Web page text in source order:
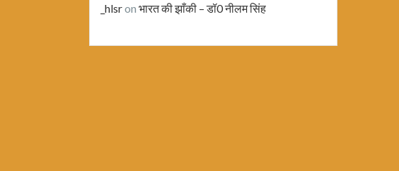
_hlsron भारत की झाँकी – डॉ0 नीलम सिंह